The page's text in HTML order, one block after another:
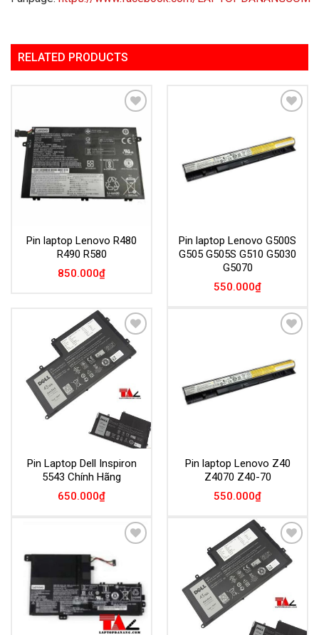
RELATED PRODUCTS
Wishlist
Pin laptop Lenovo R480
R490 R580
850.000₫
Pin laptop Lenovo G500S
G505 G505S G510 G5030
G5070
550.000₫
Add to
Wishlist
Pin Laptop Dell Inspiron
5543 Chính Hãng
650.000₫
Pin laptop Lenovo Z40
Z4070 Z40-70
550.000₫
Wishlist
Add to
Wishlist